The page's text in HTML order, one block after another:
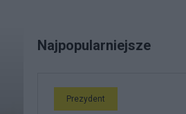
Najpopularniejsze
Prezydent